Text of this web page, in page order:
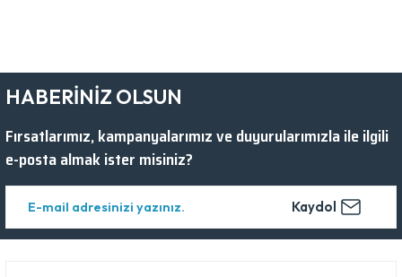
HABERİNİZ OLSUN
Fırsatlarımız, kampanyalarımız ve duyurularımızla ile ilgili
e-posta almak ister misiniz?
Kaydol